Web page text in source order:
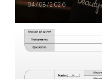
04/08/2026